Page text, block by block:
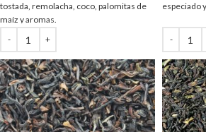
tostada, remolacha, coco, palomitas de
maíz y aromas.
especiado